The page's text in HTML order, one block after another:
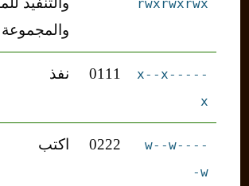
rwxrwxrwx
---x--x--
x
0111 نفذ
--w--w--
w-
0222 اكتب